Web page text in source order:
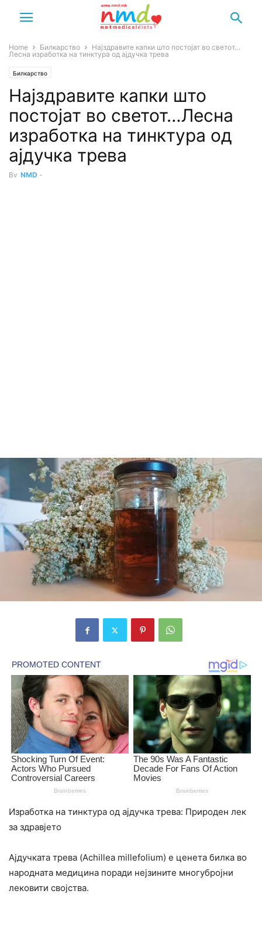
Home Билкарство
Најздравите капки што постојат во светот…
Лесна изработка на тинктура од ајдучка трева
Билкарство
Најздравите капки што
постојат во светот…Лесна
изработка на тинктура од
ајдучка трева
By NMD -
Изработка на тинктура од ајдучка трева: Природен лек
за здравјето
Ајдучката трева (Achillea millefolium) е ценета билка во
народната медицина поради нејзините многубројни
лековити својства.